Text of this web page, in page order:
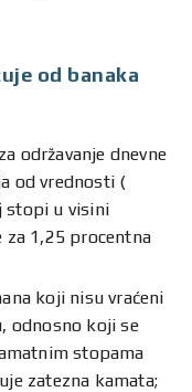
od banaka
održavanje dnevne
od vrednosti (
stopi u visini
za 1,25 procentna
koji nisu vraćeni
odnosno koji se
stopama
zatezna kamata;